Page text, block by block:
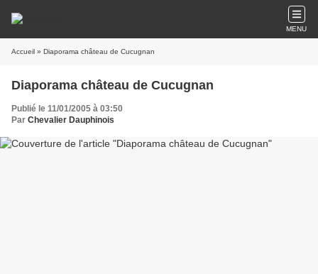
MENU
Accueil » Diaporama château de Cucugnan
Diaporama château de Cucugnan
Publié le 11/01/2005 à 03:50
Par Chevalier Dauphinois